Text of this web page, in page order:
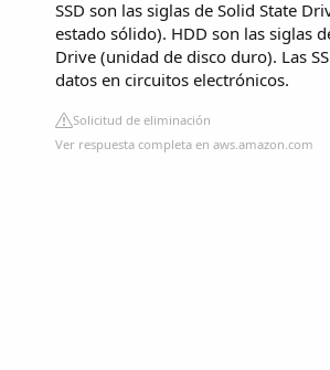
SSD son las siglas de Solid State
estado sólido). HDD son las siglas
Drive (unidad de disco duro). Las
datos en circuitos electrónicos.
Solicitud de eliminación
Ver respuesta completa en aws.amazon.com